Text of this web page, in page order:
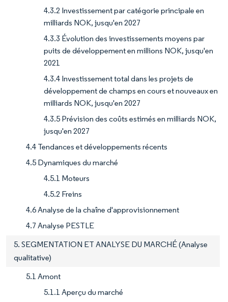
4.3.2 Investissement par catégorie principale en
milliards NOK, jusqu'en 2027
4.3.3 Évolution des investissements moyens par
puits de développement en millions NOK, jusqu'en
2021
4.3.4 Investissement total dans les projets de
développement de champs en cours et nouveaux en
milliards NOK, jusqu'en 2027
4.3.5 Prévision des coûts estimés en milliards NOK,
jusqu'en 2027
4.4 Tendances et développements récents
4.5 Dynamiques du marché
4.5.1 Moteurs
4.5.2 Freins
4.6 Analyse de la chaîne d'approvisionnement
4.7 Analyse PESTLE
5. SEGMENTATION ET ANALYSE DU MARCHÉ (Analyse
qualitative)
5.1 Amont
5.1.1 Aperçu du marché